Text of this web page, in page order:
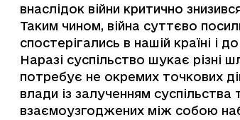
внаслідок війни критично
Таким чином, війна суттєво
спостерігались в нашій країні і
Наразі суспільство шукає різні
потребує не окремих точкових
влади із залученням
взаємоузгоджених між собою